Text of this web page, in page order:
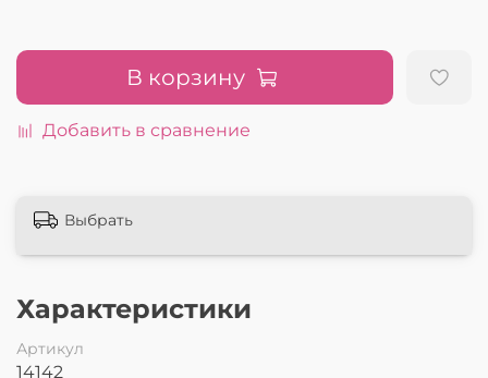
В корзину
Добавить в сравнение
Выбрать
Характеристики
Артикул
14142